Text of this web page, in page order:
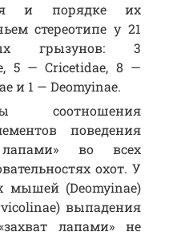
и порядке их
стереотипе у 21
грызунов: 3
5 — Cricetidae, 8 —
и 1 — Deomyinae.
соотношения
поведения
во всех
охот. У
мышей (Deomyinae)
выпадения
лапами» не